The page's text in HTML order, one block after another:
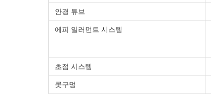
안경 튜브
에피 일러먼트 시스템
초점 시스템
콧구멍